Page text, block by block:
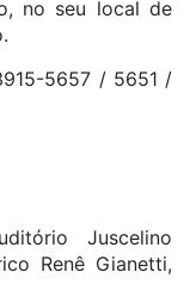
no seu local de
5657 / 5651 /
Juscelino
Renê Gianetti,